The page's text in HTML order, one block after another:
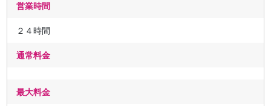
営業時間
２４時間
通常料金
最大料金